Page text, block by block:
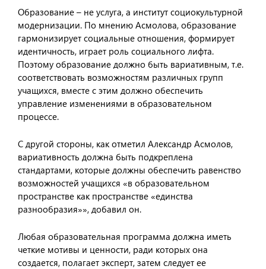
Образование – не услуга, а институт социокультурной
модернизации. По мнению Асмолова, образование
гармонизирует социальные отношения, формирует
идентичность, играет роль социального лифта.
Поэтому образование должно быть вариативным, т.е.
соответствовать возможностям различных групп
учащихся, вместе с этим должно обеспечить
управление изменениями в образовательном
процессе.
С другой стороны, как отметил Александр Асмолов,
вариативность должна быть подкреплена
стандартами, которые должны обеспечить равенство
возможностей учащихся «в образовательном
пространстве как пространстве «единства
разнообразия»», добавил он.
Любая образовательная программа должна иметь
четкие мотивы и ценности, ради которых она
создается, полагает эксперт, затем следует ее